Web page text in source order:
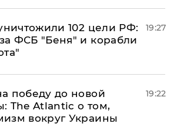
102 цели РФ:
ФСБ "Беня" и корабли
19:27
победу до новой
The Atlantic о том,
вокруг Украины
19:22